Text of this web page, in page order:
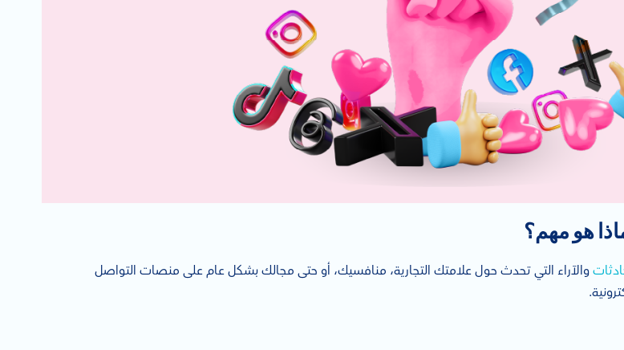
هو مهم؟
والآراء التي تحدث حول علامتك التجارية، منافسيك، أو حتى مجالك بشكل عام على منصات التواصل